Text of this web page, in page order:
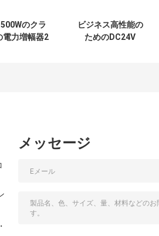
のクラ
電力増幅器2
ビジネス高性能の
ためのDC24V
メッセージ